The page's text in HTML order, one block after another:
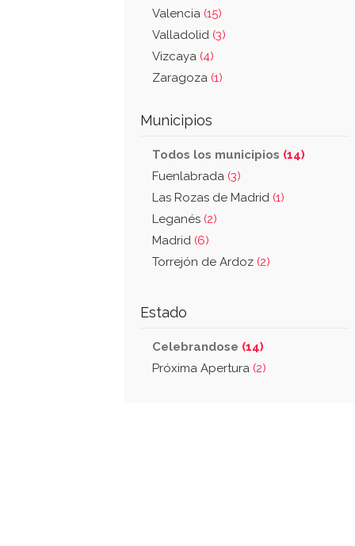
Valencia (15)
Valladolid (3)
Vizcaya (4)
Zaragoza (1)
Municipios
Todos los municipios (14)
Fuenlabrada (3)
Las Rozas de Madrid (1)
Leganés (2)
Madrid (6)
Torrejón de Ardoz (2)
Estado
Celebrandose (14)
Próxima Apertura (2)